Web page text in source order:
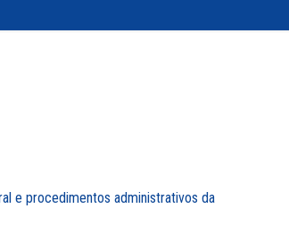
e procedimentos administrativos da